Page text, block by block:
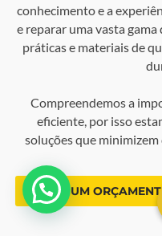
conhecimento e a
e reparar uma vasta
práticas e materiais de
Compreendemos a
eficiente, por isso
soluções que
FAÇA UM 💬 Como